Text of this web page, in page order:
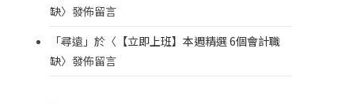
缺〉發佈留言
「尋遠 」於〈 【立即上班】本週精選 6個會計職
缺〉發佈留言